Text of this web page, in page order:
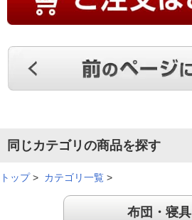
同じカテゴリの商品を探す
トップ> カテゴリ一覧 >
布団・寝具